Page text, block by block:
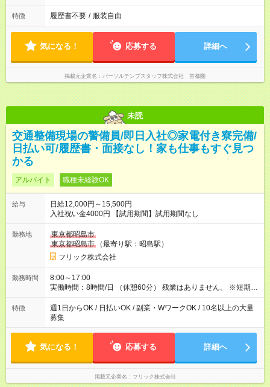
特徴 履歴書不要 / 服装自由
気になる！ 応募する 詳細へ
掲載元企業名 パーソルテンプスタッフ株式会社 首都圏
未読
交通整備現場の警備員/即日入社◎家電付き寮完備/
日払い可/履歴書・面接なし！家も仕事もすぐ見つ
かる
アルバイト 職種未経験OK
給与
日給12,000円～15,500円
入社祝い金4000円 【試用期間】試用期間なし
勤務地
東京都昭島市
東京都昭島市
（最寄り駅：昭島駅）
フリック株式会社
勤務時間
8:00～17:00
実働時間：8時間/日 （休憩60分） 残業はありません。 ※短期の
募集は行っておりません。予めご了承くださいませ。
特徴
週1日からOK / 日払いOK / 副業・WワークOK / 10名以上の大量
募集
気になる！ 応募する 詳細へ
掲載元企業名 フリック株式会社